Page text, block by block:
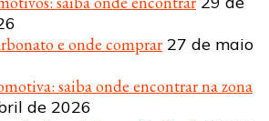
e onde comprar 27 de maio
saiba onde encontrar na zona
de 2026